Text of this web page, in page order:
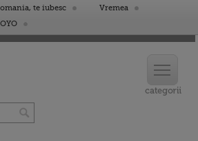
te iubesc
Vremea